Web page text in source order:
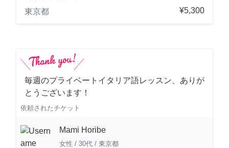
東京都
¥5,300
毎週のプライベートイタリア語レッスン、ありが
とうございます！
依頼されたチケット
Mami Horibe
女性 / 30代 / 東京都